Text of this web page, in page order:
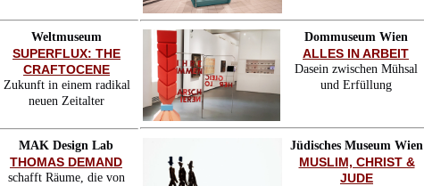
Weltmuseum
SUPERFLUX: THE
CRAFTOCENE
Zukunft in einem radikal
neuen Zeitalter
Dommuseum Wien
ALLES IN ARBEIT
Dasein zwischen Mühsal
und Erfüllung
MAK Design Lab
THOMAS DEMAND
schafft Räume, die von
Jüdisches Museum Wien
MUSLIM, CHRIST &
JUDE